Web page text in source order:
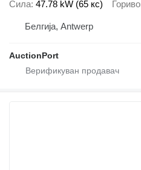
Сила 47.78 kW (65 кс) Гориво
Белгија, Antwerp
AuctionPort